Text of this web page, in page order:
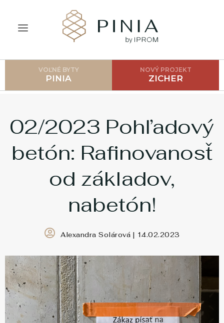
O PROJEKTE
LOKALITA
GALÉRIA
AKO POSTUPOVAŤ?
360° VIRTUÁLNE PREHLIADKY
VOĽNÉ BYTY
PINIA
NOVÝ PROJEKT
ZICHER
02/2023 Pohľadový
betón: Rafinovanosť
od základov,
nabetón!
Alexandra Solárová | 14.02.2023